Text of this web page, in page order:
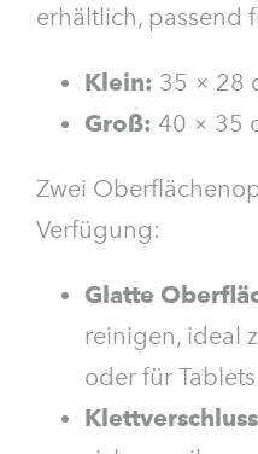
erhältlich, passend
Klein: 35 × 28
Groß: 40 × 35
Zwei
Verfügung:
Glatte
reinigen, ideal
oder für Tablets